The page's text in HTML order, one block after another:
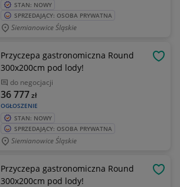
STAN: NOWY
SPRZEDAJĄCY: OSOBA PRYWATNA
Siemianowice Śląskie
Przyczepa gastronomiczna Round
300x200cm pod lody!
do negocjacji
OGŁOSZENIE
36 777zł
STAN: NOWY
SPRZEDAJĄCY: OSOBA PRYWATNA
Siemianowice Śląskie
Przyczepa gastronomiczna Round
300x200cm pod lody!